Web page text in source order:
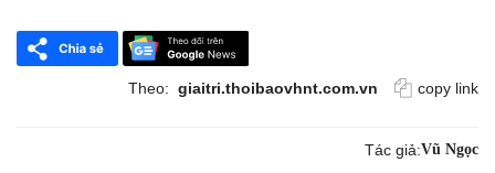
Theo: giaitri.thoibaovhnt.com.vn copy link
Tác giả:Vũ Ngọc